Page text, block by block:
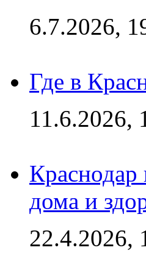
6.7.2026,
Где в
11.6.2026,
дома и
22.4.2026,